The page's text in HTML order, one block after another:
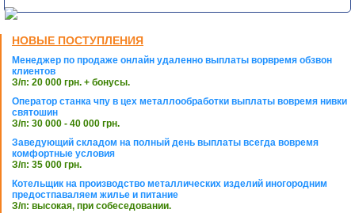
НОВЫЕ ПОСТУПЛЕНИЯ
Менеджер по продаже онлайн удаленно выплаты ворвремя обзвон
клиентов
З/п: 20 000 грн. + бонусы.
Оператор станка чпу в цех металлообработки выплаты вовремя нивки
святошин
З/п: 30 000 - 40 000 грн.
Заведующий складом на полный день выплаты всегда вовремя
комфортные условия
З/п: 35 000 грн.
Котельщик на производство металлических изделий иногородним
предостпаваляем жилье и питание
З/п: высокая, при собеседовании.